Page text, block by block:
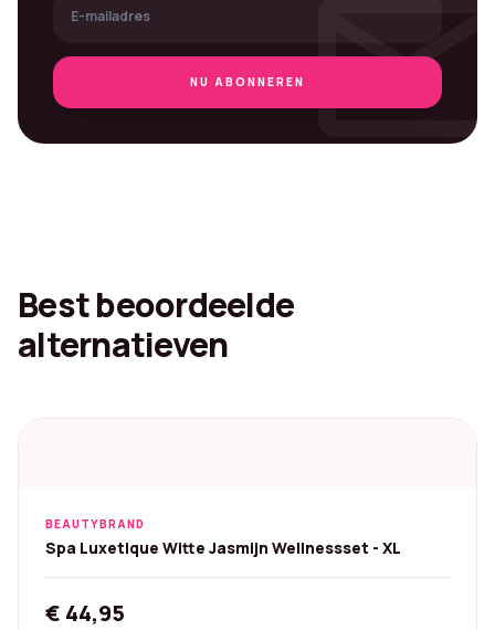
NU ABONNEREN
Best beoordeelde
alternatieven
BEAUTYBRAND
Spa Luxetique Witte Jasmijn Wellnessset - XL
€ 44,95